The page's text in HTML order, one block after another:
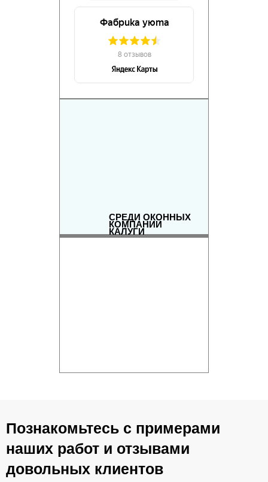
СРЕДИ ОКОННЫХ
КОМПАНИЙ
КАЛУГИ
Познакомьтесь с примерами
наших работ и отзывами
довольных клиентов